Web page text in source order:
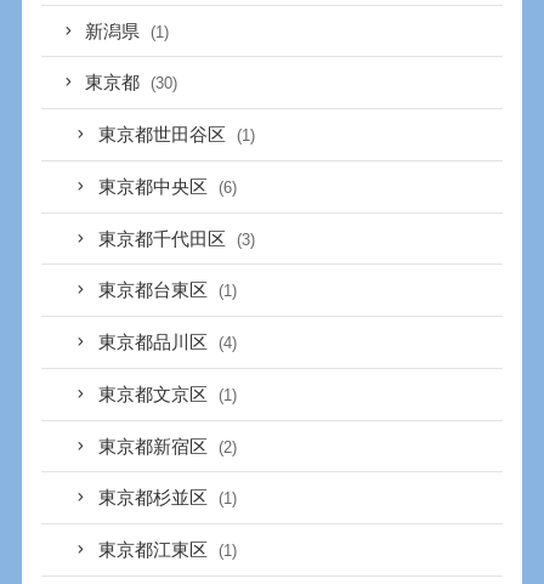
新潟県 (1)
東京都 (30)
東京都世田谷区 (1)
東京都中央区 (6)
東京都千代田区 (3)
東京都台東区 (1)
東京都品川区 (4)
東京都文京区 (1)
東京都新宿区 (2)
東京都杉並区 (1)
東京都江東区 (1)